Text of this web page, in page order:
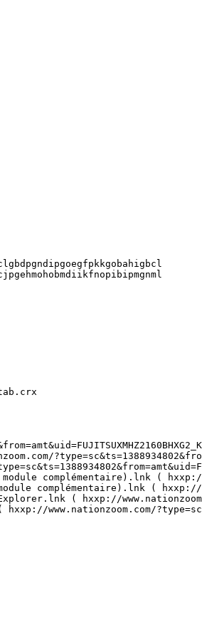
( hxxp://
( hxxp://
hxxp://www.nationzoom.com/